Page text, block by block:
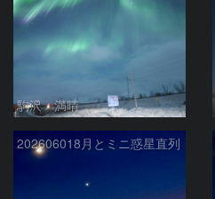
駒沢 満晴
202606018月とミニ惑星直列